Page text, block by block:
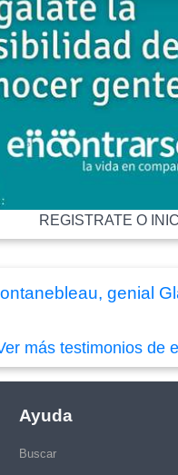
REGISTRATE O
genial
más testimonios de
Ayuda
Buscar